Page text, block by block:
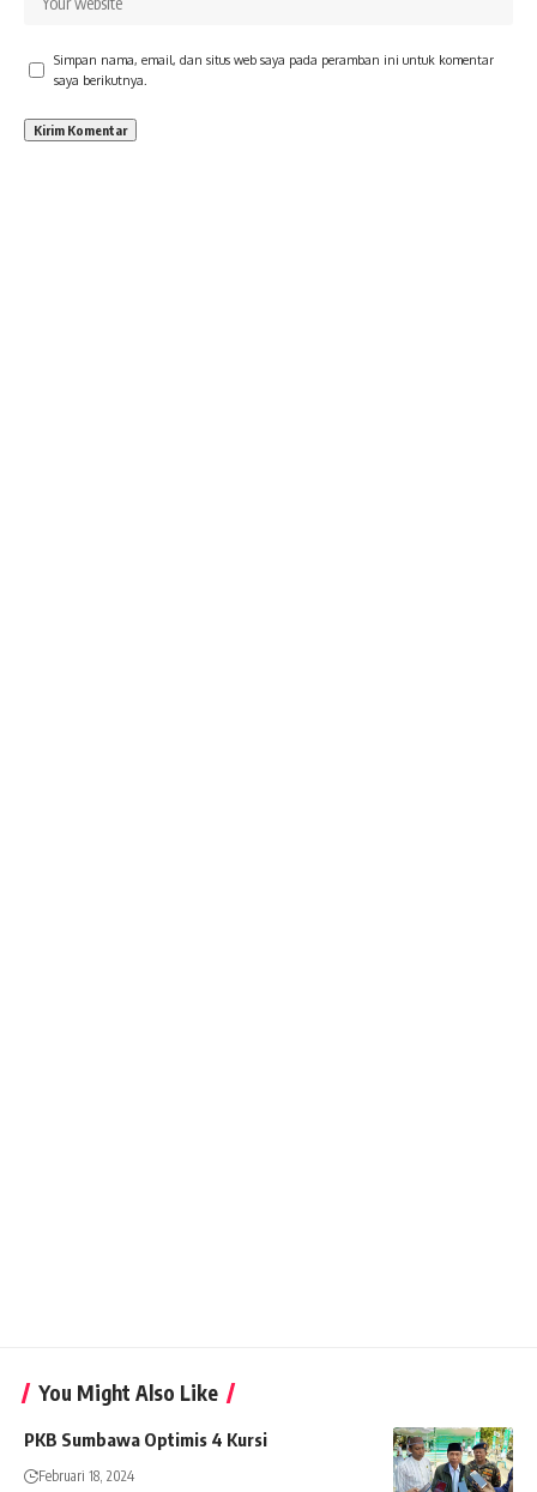
Simpan nama, email, dan situs web saya pada peramban ini untuk komentar
saya berikutnya.
You Might Also Like
PKB Sumbawa Optimis 4 Kursi
Februari 18, 2024